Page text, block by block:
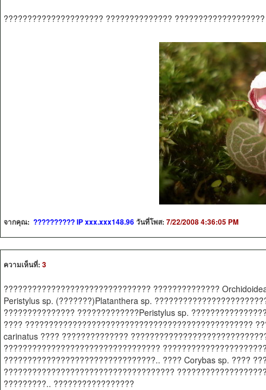
????????????????????? ?????????????? ???????????????????
จากคุณ: ?????????? IP xxx.xxx148.96วันที่โพส: 7/22/2008 4:36:05 PM
ความเห็นที่: 3
??????????????????????????????? ??????????????
Peristylus sp. (???????)Platanthera sp.
??????????????? ?????????????Peristylus sp.
???? ????????????????????????????????????????????????
carinatus ???? ??????????????
?????????????????????????????????
????????????????????????????????.. ???? Corybas sp. ????
????????????????????????????????????
?????????.. ?????????????????